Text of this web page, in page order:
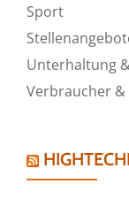
Sport
Unterhaltung
Verbraucher &